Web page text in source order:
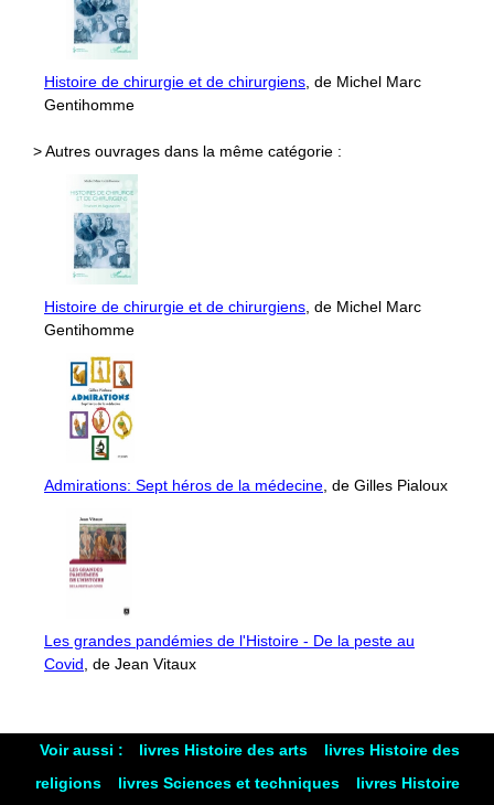
Histoire de chirurgie et de chirurgiens, de Michel Marc
Gentihomme
> Autres ouvrages dans la même catégorie :
Histoire de chirurgie et de chirurgiens, de Michel Marc
Gentihomme
Admirations: Sept héros de la médecine, de Gilles Pialoux
Les grandes pandémies de l'Histoire - De la peste au
Covid, de Jean Vitaux
Voir aussi : livres Histoire des arts
livres Histoire des
religions
livres Sciences et techniques livres Histoire